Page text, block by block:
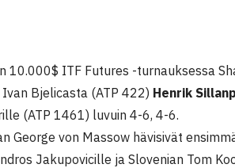
10.000$ ITF Futures -turnauksessa
Bjelicasta (ATP 422) Henrik
(ATP 1461) luvuin 4-6, 4-6.
George von Massow hävisivät
Jakupovicille ja Slovenian Tom